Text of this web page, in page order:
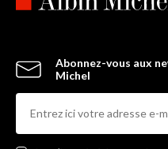
Abonnez-vous aux
Michel